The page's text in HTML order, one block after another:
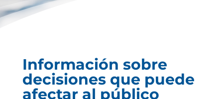
Información sobre
decisiones que puede
afectar al público